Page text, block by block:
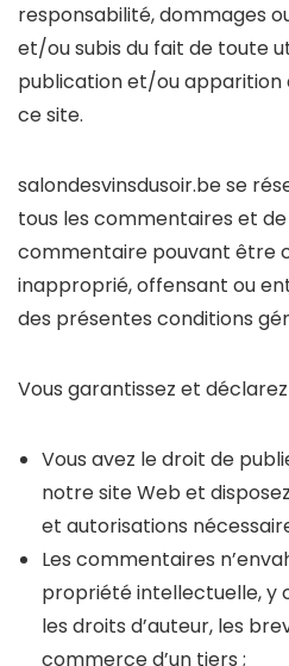
responsabilité, dommages
et/ou subis du fait de toute
publication et/ou apparition
ce site.
salondesvinsdusoir.be se
tous les commentaires et
commentaire pouvant être
inapproprié, offensant ou
des présentes conditions
Vous garantissez et déclarez
Vous avez le droit de
notre site Web et
et autorisations
Les commentaires
propriété intellectuelle, y
les droits d’auteur, les
commerce d’un tiers ;